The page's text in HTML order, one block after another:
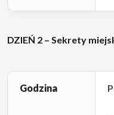
DZIEŃ 2 – Sekrety
Godzina